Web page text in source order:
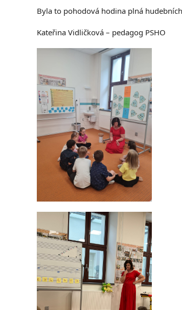
Byla to pohodová hodina plná
Kateřina Vidličková – pedagog PSHO